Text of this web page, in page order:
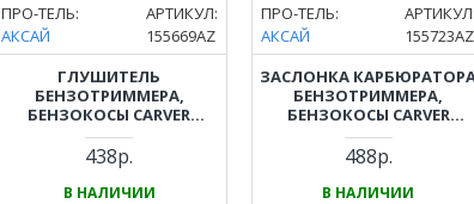
ПРО-ТЕЛЬ:
АКСАЙ
АРТИКУЛ:
155669AZ
ГЛУШИТЕЛЬ
БЕНЗОТРИММЕРА,
БЕНЗОКОСЫ CARVER
(КАРВЕР) GBC-043, PBC-43,
GBC-052, PBC-52
438р.
В НАЛИЧИИ
ПРО-ТЕЛЬ:
АКСАЙ
АРТИКУЛ:
155723AZ
ЗАСЛОНКА
БЕНЗОТРИММЕРА,
БЕНЗОКОСЫ CARVER
(КАРВЕР) GBC-026, GBC-033,
GBC-043, GBC-052, GBC-052
PRO
488р.
В НАЛИЧИИ